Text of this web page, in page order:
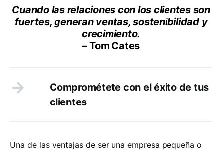
Cuando las relaciones con los clientes son
fuertes, generan ventas, sostenibilidad y
crecimiento.
– Tom Cates
Comprométete con el éxito de tus
clientes
Una de las ventajas de ser una empresa pequeña o